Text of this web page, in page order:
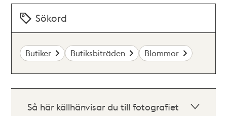
Sökord
Butiker Butiksbiträden Blommor
Så här källhänvisar du till fotografiet